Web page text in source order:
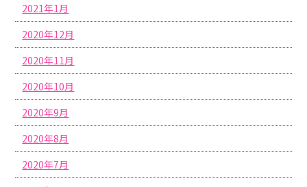
2021年1月
2020年12月
2020年11月
2020年10月
2020年9月
2020年8月
2020年7月